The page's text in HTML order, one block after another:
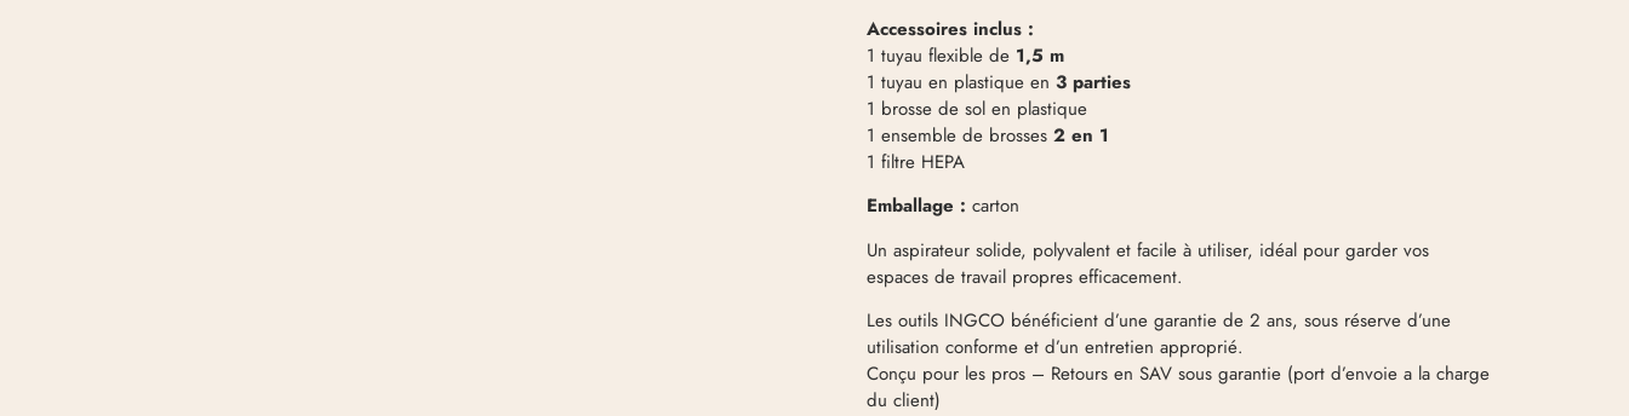
Accessoires inclus :
1 tuyau flexible de 1,5 m
1 tuyau en plastique en3 parties
1 brosse de sol en plastique
1 ensemble de brosses2 en 1
1 filtre HEPA
Emballage : carton
Un aspirateur solide, polyvalent et facile à utiliser, idéal pour garder vos
espaces de travail propres efficacement.
Les outils INGCO bénéficient d’une garantie de 2 ans, sous réserve d’une
utilisation conforme et d’un entretien approprié.
Conçu pour les pros – Retours en SAV sous garantie (port d’envoie a la charge
du client)